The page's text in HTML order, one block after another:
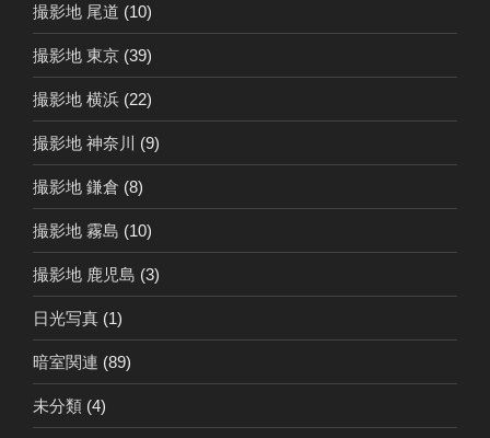
撮影地 尾道 (10)
撮影地 東京 (39)
撮影地 横浜 (22)
撮影地 神奈川 (9)
撮影地 鎌倉 (8)
撮影地 霧島 (10)
撮影地 鹿児島 (3)
日光写真 (1)
暗室関連 (89)
未分類 (4)